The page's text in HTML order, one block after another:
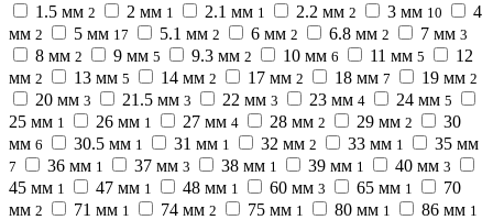
1.5 мм 2 2 мм 1 2.1 мм 1 2.2 мм 2 3 мм 10
4
мм 2 5 мм 17 5.1 мм 2 6 мм 2 6.8 мм 2 7 мм 3
8 мм 2 9 мм 5 9.3 мм 2 10 мм 6 11 мм 5
12
мм 2 13 мм 5 14 мм 2 17 мм 2 18 мм 7 19 мм 2
20 мм 3 21.5 мм 3 22 мм 3 23 мм 4 24 мм 5
25 мм 1 26 мм 1 27 мм 4 28 мм 2 29 мм 2
30
мм 6 30.5 мм 1 31 мм 1 32 мм 2 33 мм 1 35 мм
7 36 мм 1 37 мм 3 38 мм 1 39 мм 1 40 мм 3
45 мм 1 47 мм 1 48 мм 1 60 мм 3 65 мм 1
70
мм 2 71 мм 1 74 мм 2 75 мм 1 80 мм 1 86 мм 1